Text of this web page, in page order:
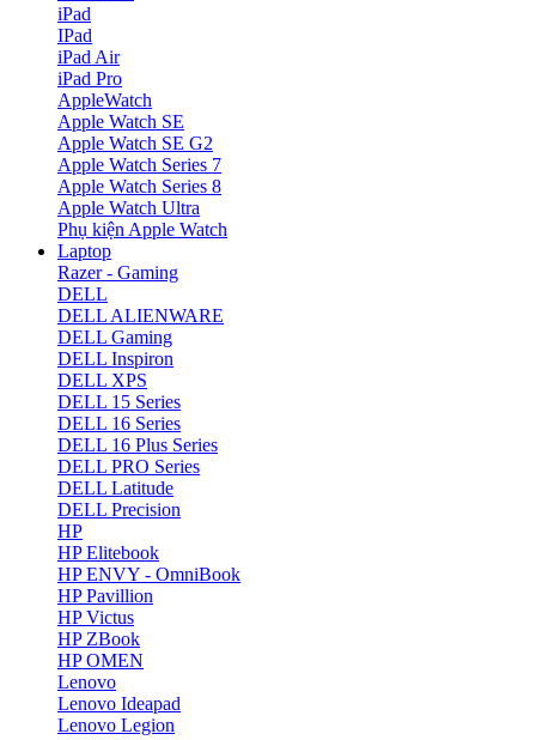
iPad
IPad
iPad Air
iPad Pro
AppleWatch
Apple Watch SE
Apple Watch SE G2
Apple Watch Series 7
Apple Watch Series 8
Apple Watch Ultra
Phụ kiện Apple Watch
Laptop
Razer - Gaming
DELL
DELL ALIENWARE
DELL Gaming
DELL Inspiron
DELL XPS
DELL 15 Series
DELL 16 Series
DELL 16 Plus Series
DELL PRO Series
DELL Latitude
DELL Precision
HP
HP Elitebook
HP ENVY - OmniBook
HP Pavillion
HP Victus
HP ZBook
HP OMEN
Lenovo
Lenovo Ideapad
Lenovo Legion